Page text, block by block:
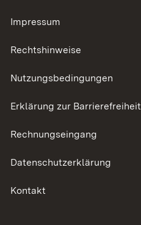
Impressum
Rechtshinweise
Nutzungsbedingungen
Erklärung zur Barrierefreiheit
Rechnungseingang
Datenschutzerklärung
Kontakt